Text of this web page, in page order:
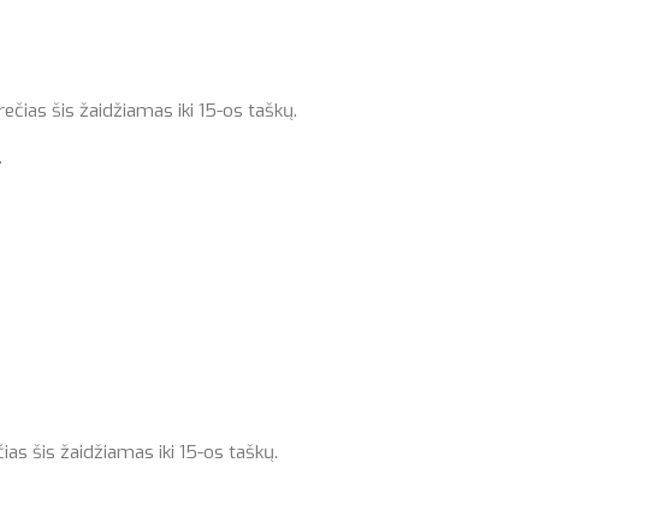
šis žaidžiamas iki 15-os taškų.
šis žaidžiamas iki 15-os taškų.